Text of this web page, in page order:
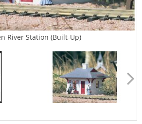
River Station (Built-Up)